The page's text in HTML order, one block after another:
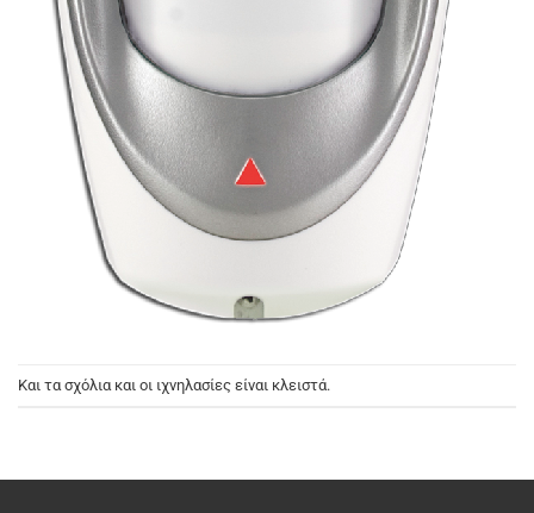
Και τα σχόλια και οι ιχνηλασίες είναι κλειστά.